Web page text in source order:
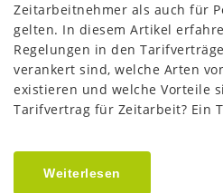
Zeitarbeitnehmer als auch für
gelten. In diesem Artikel
Regelungen in den
verankert sind, welche Arten
existieren und welche Vorteile
Tarifvertrag für Zeitarbeit? Ein
Weiterlesen